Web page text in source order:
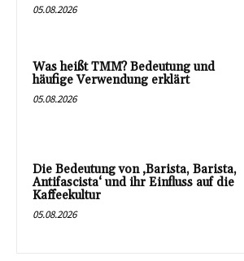
05.08.2026
Was heißt TMM? Bedeutung und
häufige Verwendung erklärt
05.08.2026
Die Bedeutung von ‚Barista, Barista,
Antifascista‘ und ihr Einfluss auf die
Kaffeekultur
05.08.2026